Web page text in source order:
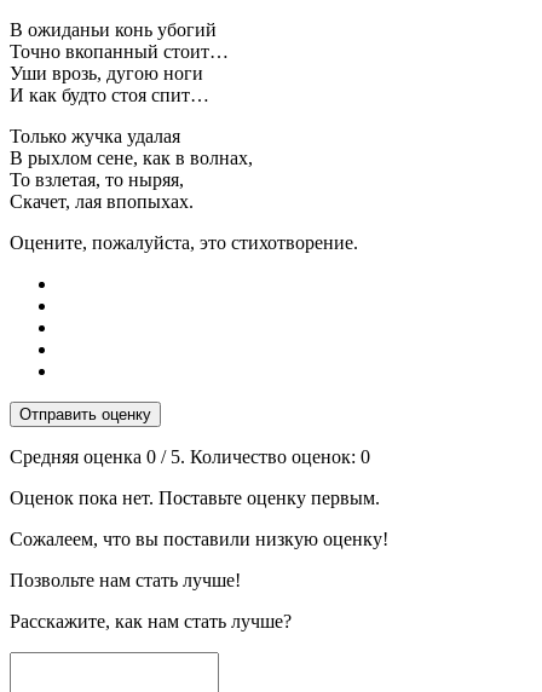
В ожиданьи конь убогий
Точно вкопанный стоит…
Уши врозь, дугою ноги
И как будто стоя спит…
Только жучка удалая
В рыхлом сене, как в волнах,
То взлетая, то ныряя,
Скачет, лая впопыхах.
Оцените, пожалуйста, это стихотворение.
Отправить оценку
Средняя оценка 0 / 5. Количество оценок: 0
Оценок пока нет. Поставьте оценку первым.
Сожалеем, что вы поставили низкую оценку!
Позвольте нам стать лучше!
Расскажите, как нам стать лучше?